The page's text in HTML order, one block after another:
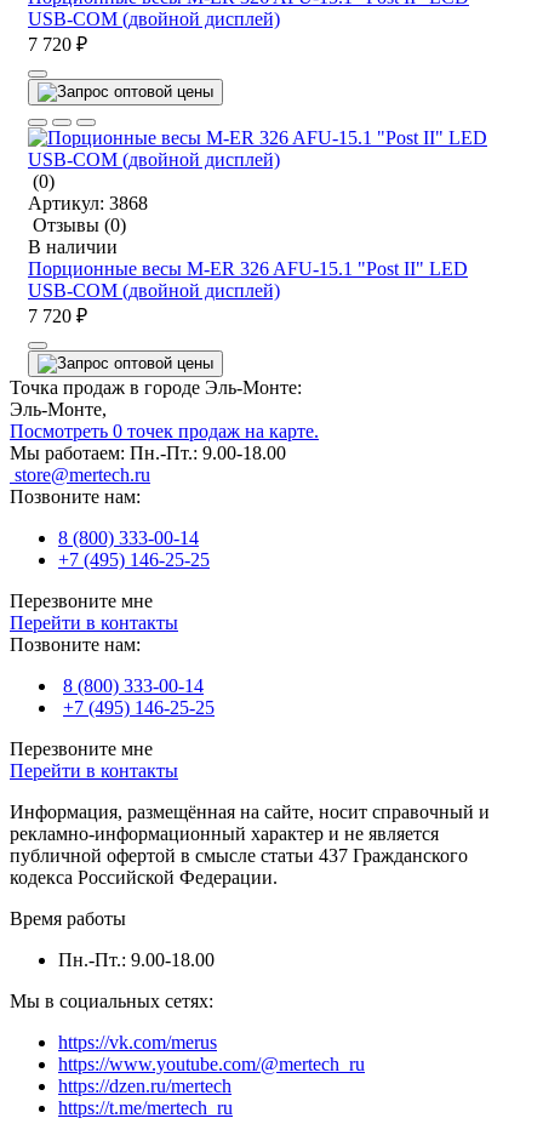
USB-COM (двойной дисплей)
7 720 ₽
(0)
Артикул: 3868
Отзывы (0)
В наличии
Порционные весы M-ER 326 AFU-15.1 "Post II" LED
USB-COM (двойной дисплей)
7 720 ₽
Точка продаж в городе Эль-Монте:
Эль-Монте,
Посмотреть 0 точек продаж на карте.
Мы работаем: Пн.-Пт.: 9.00-18.00
store@mertech.ru
Позвоните нам:
8 (800) 333-00-14
+7 (495) 146-25-25
Перезвоните мне
Перейти в контакты
Позвоните нам:
8 (800) 333-00-14
+7 (495) 146-25-25
Перезвоните мне
Перейти в контакты
Информация, размещённая на сайте, носит справочный и
рекламно-информационный характер и не является
публичной офертой в смысле статьи 437 Гражданского
кодекса Российской Федерации.
Время работы
Пн.-Пт.: 9.00-18.00
Мы в социальных сетях:
https://vk.com/merus
https://www.youtube.com/@mertech_ru
https://dzen.ru/mertech
https://t.me/mertech_ru